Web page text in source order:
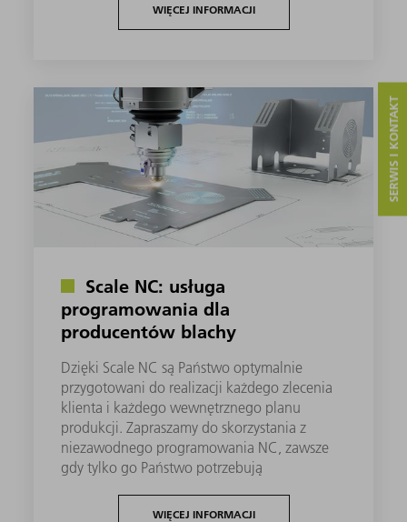
WIĘCEJ INFORMACJI
Scale NC: usługa
programowania dla
producentów blachy
Dzięki Scale NC są Państwo optymalnie
przygotowani do realizacji każdego zlecenia
klienta i każdego wewnętrznego planu
produkcji. Zapraszamy do skorzystania z
niezawodnego programowania NC, zawsze
gdy tylko go Państwo potrzebują
WIĘCEJ INFORMACJI
SERWIS I KONTAKT